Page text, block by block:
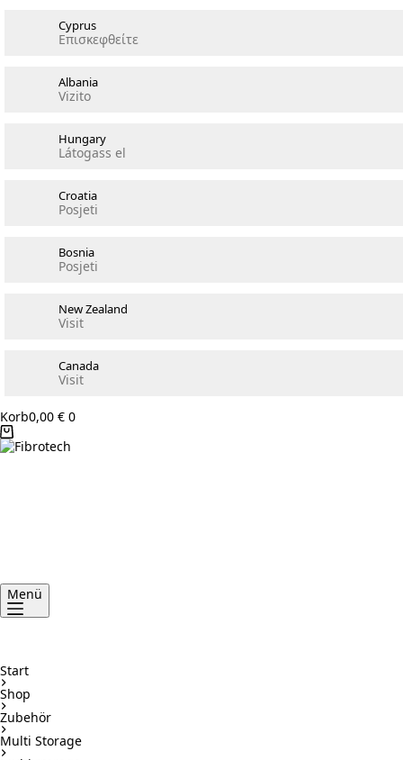
Cyprus
Επισκεφθείτε
Albania
Vizito
Hungary
Látogass el
Croatia
Posjeti
Bosnia
Posjeti
New Zealand
Visit
Canada
Visit
Korb0,00 € 0
Menü
Start
Shop
Zubehör
Multi Storage